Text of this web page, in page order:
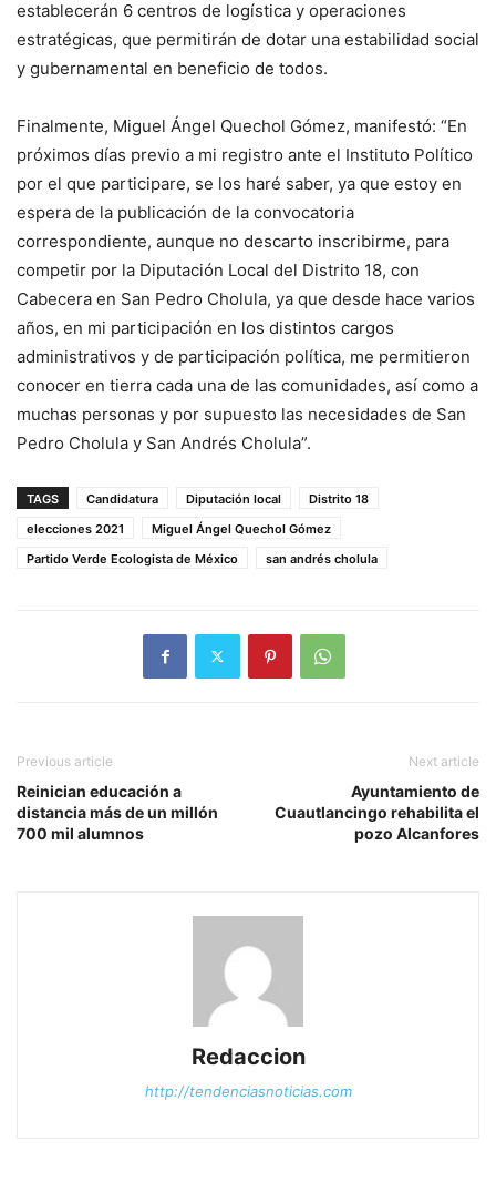
establecerán 6 centros de logística y operaciones
estratégicas, que permitirán de dotar una estabilidad social
y gubernamental en beneficio de todos.
Finalmente, Miguel Ángel Quechol Gómez, manifestó: “En
próximos días previo a mi registro ante el Instituto Político
por el que participare, se los haré saber, ya que estoy en
espera de la publicación de la convocatoria
correspondiente, aunque no descarto inscribirme, para
competir por la Diputación Local del Distrito 18, con
Cabecera en San Pedro Cholula, ya que desde hace varios
años, en mi participación en los distintos cargos
administrativos y de participación política, me permitieron
conocer en tierra cada una de las comunidades, así como a
muchas personas y por supuesto las necesidades de San
Pedro Cholula y San Andrés Cholula”.
TAGS Candidatura Diputación local
Distrito 18
elecciones 2021
Miguel Ángel Quechol Gómez
Partido Verde Ecologista de México
san andrés cholula
Previous article
Reinician educación a
distancia más de un millón
700 mil alumnos
Next article
Ayuntamiento de
Cuautlancingo rehabilita el
pozo Alcanfores
Redaccion
http://tendenciasnoticias.com